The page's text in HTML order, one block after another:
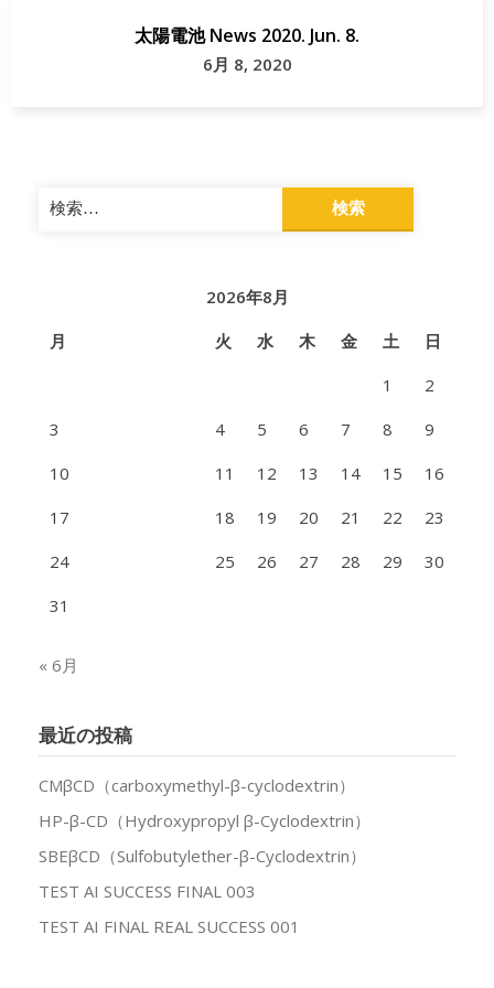
太陽電池 News 2020. Jun. 8.
6月 8, 2020
検
索:
2026年8月
月
火 水 木 金 土
日
1
2
3
4 5 6 7 8
9
10
11 12 13 14 15
16
17
18 19 20 21 22
23
24
25 26 27 28 29
30
31
« 6月
最近の投稿
CMβCD（carboxymethyl-β-cyclodextrin）
HP-β-CD（Hydroxypropyl β-Cyclodextrin）
SBEβCD（Sulfobutylether-β-Cyclodextrin）
TEST AI SUCCESS FINAL 003
TEST AI FINAL REAL SUCCESS 001